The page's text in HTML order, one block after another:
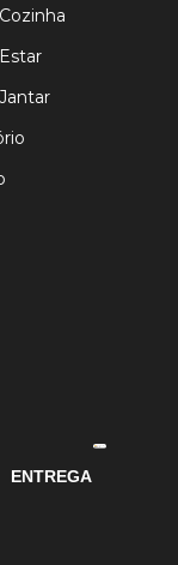
ENTREGA